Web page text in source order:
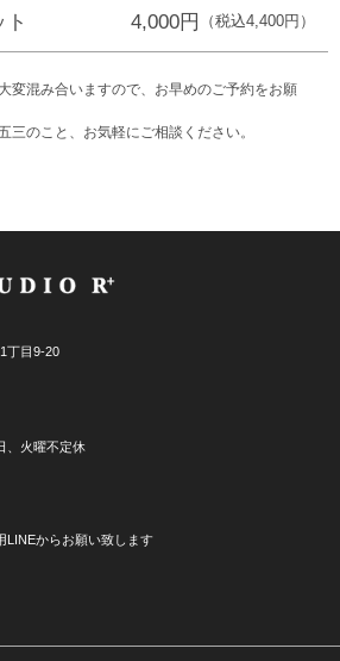
ト 4,000円 （税込4,400円）
変混み合いますので、お早めのご予約をお願
のこと、お気軽にご相談ください。
丁目9-20
、火曜不定休
LINEからお願い致します